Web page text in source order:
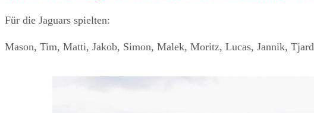
Für die Jaguars spielten:
Mason, Tim, Matti, Jakob, Simon, Malek, Moritz, Lucas, Jannik, Tjard